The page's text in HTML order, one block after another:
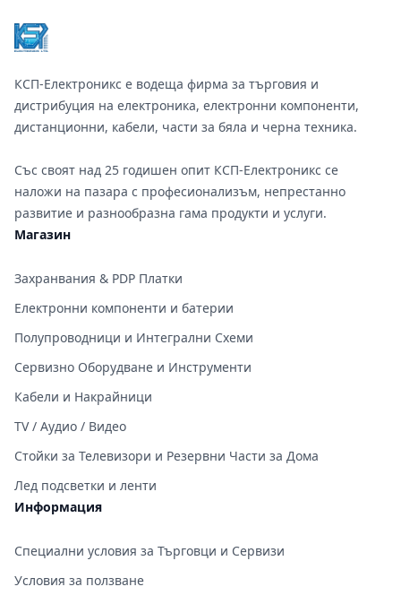
КСП-Електроникс е водеща фирма за търговия и
дистрибуция на електроника, електронни компоненти,
дистанционни, кабели, части за бяла и черна техника.
Със своят над 25 годишен опит КСП-Електроникс се
наложи на пазара с професионализъм, непрестанно
развитие и разнообразна гама продукти и услуги.
Магазин
Захранвания & PDP Платки
Електронни компоненти и батерии
Полупроводници и Интегрални Схеми
Сервизно Оборудване и Инструменти
Кабели и Накрайници
TV / Аудио / Видео
Стойки за Телевизори и Резервни Части за Дома
Лед подсветки и ленти
Информация
Специални условия за Търговци и Сервизи
Условия за ползване